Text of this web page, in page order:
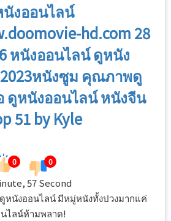
งออนไลน์
hd.com 28
หนังออนไลน์ ดูหนัง
หนังซูม คุณภาพดู
ดูหนังออนไลน์ หนังจีน
51 by Kyle
0 0
57 Second
หนังออนไลน์ มีหมู่หนังทั้งปวงมากแค่
ไลน์ห้ามพลาด!